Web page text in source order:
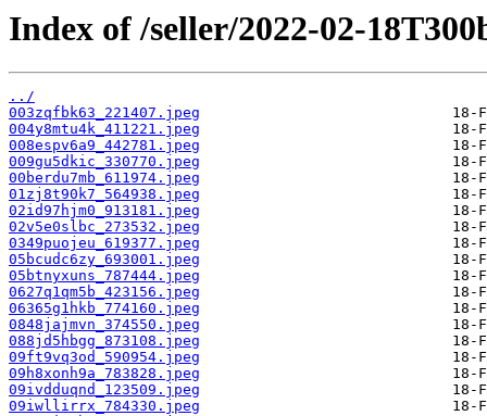
Index of /seller/2022-02-
../
003zqfbk63_221407.jpeg
004y8mtu4k_411221.jpeg
008espv6a9_442781.jpeg
009gu5dkic_330770.jpeg
00berdu7mb_611974.jpeg
01zj8t90k7_564938.jpeg
02id97hjm0_913181.jpeg
02v5e0slbc_273532.jpeg
0349puojeu_619377.jpeg
05bcudc6zy_693001.jpeg
05btnyxuns_787444.jpeg
0627q1qm5b_423156.jpeg
06365g1hkb_774160.jpeg
0848jajmvn_374550.jpeg
088jd5hbgg_873108.jpeg
09ft9vq3od_590954.jpeg
09h8xonh9a_783828.jpeg
09ivdduqnd_123509.jpeg
09iwllirrx_784330.jpeg